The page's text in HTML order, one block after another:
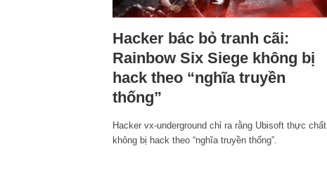
Hacker bác bỏ tranh cãi:
Rainbow Six Siege không bị
hack theo “nghĩa truyền
thống”
Hacker vx-underground chỉ ra rằng Ubisoft thực chất
không bị hack theo “nghĩa truyền thống”.